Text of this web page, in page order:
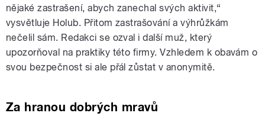
nějaké zastrašení, abych zanechal svých aktivit,“
vysvětluje Holub. Přitom zastrašování a výhrůžkám
nečelil sám. Redakci se ozval i další muž, který
upozorňoval na praktiky této firmy. Vzhledem k obavám o
svou bezpečnost si ale přál zůstat v anonymitě.
Za hranou dobrých mravů